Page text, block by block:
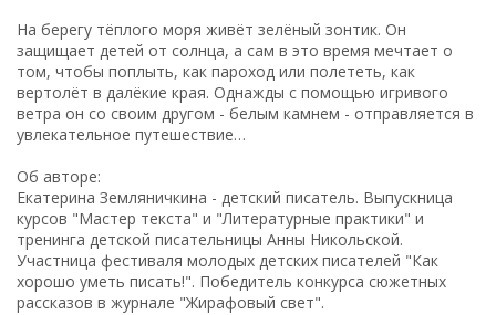
На берегу тёплого моря живёт зелёный зонтик. Он
защищает детей от солнца, а сам в это время мечтает о
том, чтобы поплыть, как пароход или полететь, как
вертолёт в далёкие края. Однажды с помощью игривого
ветра он со своим другом - белым камнем - отправляется в
увлекательное путешествие…
Об авторе:
Екатерина Земляничкина - детский писатель. Выпускница
курсов "Мастер текста" и "Литературные практики" и
тренинга детской писательницы Анны Никольской.
Участница фестиваля молодых детских писателей "Как
хорошо уметь писать!". Победитель конкурса сюжетных
рассказов в журнале "Жирафовый свет".